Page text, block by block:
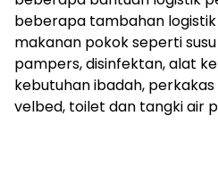
beberapa tambahan
makanan pokok seperti susu
pampers, disinfektan, alat
kebutuhan ibadah,
velbed, toilet dan tangki air